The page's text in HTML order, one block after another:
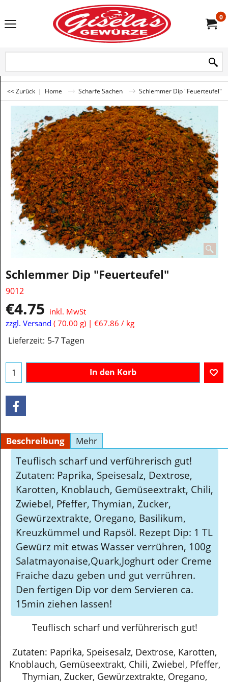
0
<< Zurück | Home Scharfe Sachen Schlemmer Dip "Feuerteufel"
Schlemmer Dip "Feuerteufel"
9012
€4.75 inkl. MwSt
zzgl. Versand
70.00 g €67.86 / kg
Lieferzeit: 5-7 Tagen
In den Korb
Beschreibung Mehr
Teuflisch scharf und verführerisch gut!
Zutaten: Paprika, Speisesalz, Dextrose,
Karotten, Knoblauch, Gemüseextrakt, Chili,
Zwiebel, Pfeffer, Thymian, Zucker,
Gewürzextrakte, Oregano, Basilikum,
Kreuzkümmel und Rapsöl. Rezept Dip: 1 TL
Gewürz mit etwas Wasser verrühren, 100g
Salatmayonaise,Quark,Joghurt oder Creme
Fraiche dazu geben und gut verrühren.
Den fertigen Dip vor dem Servieren ca.
15min ziehen lassen!
Teuflisch scharf und verführerisch gut!
Zutaten: Paprika, Speisesalz, Dextrose, Karotten,
Knoblauch, Gemüseextrakt, Chili, Zwiebel, Pfeffer,
Thymian, Zucker, Gewürzextrakte, Oregano,